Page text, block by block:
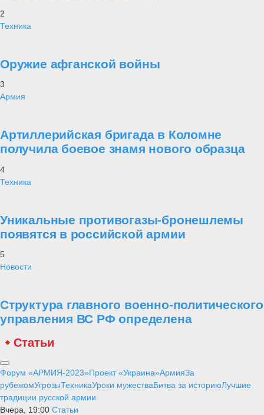
2
Техника
Оружие афганской войны
3
Армия
Артиллерийская бригада в Коломне
получила боевое знамя нового образца
4
Техника
Уникальные противогазы-бронешлемы
появятся в российской армии
5
Новости
Структура главного военно-политического
управления ВС РФ определена
Статьи
Форум «АРМИЯ-2023»Проект «Украина»АрмияЗа
рубежомУгрозыТехникаУроки мужестваБитва за историюЛучшие
традиции русской армии
Вчера, 19:00 Статьи